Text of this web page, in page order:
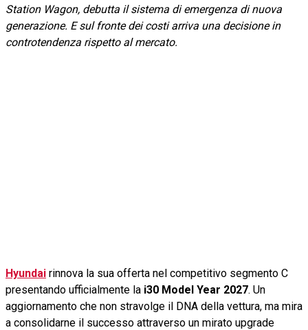
Station Wagon, debutta il sistema di emergenza di nuova
generazione. E sul fronte dei costi arriva una decisione in
controtendenza rispetto al mercato.
Hyundai rinnova la sua offerta nel competitivo segmento C
presentando ufficialmente la i30 Model Year 2027. Un
aggiornamento che non stravolge il DNA della vettura, ma mira
a consolidarne il successo attraverso un mirato upgrade